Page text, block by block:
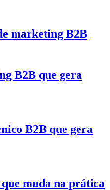
marketing B2B
B2B que gera
B2B que gera
muda na prática